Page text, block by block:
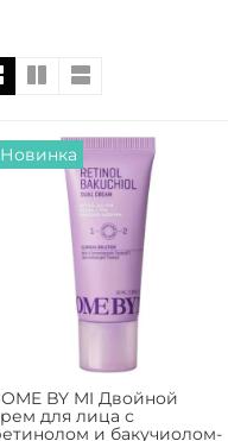
Новинка
BY MI Двойной
для лица с
и бакучиолом-